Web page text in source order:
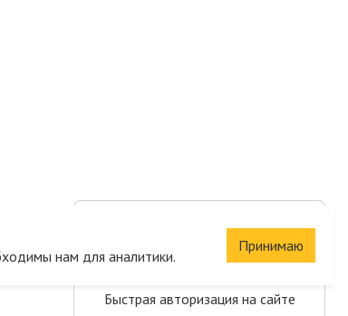
Сохраните корзину
и список желаний
Быстрая авторизация на сайте
нам для аналитики.
Принимаю